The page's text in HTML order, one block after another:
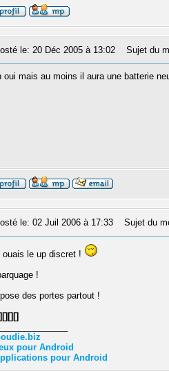
le: 20 Déc 2005 à 13:02 Sujet du
oui mais au moins il aura une batterie
le: 02 Juil 2006 à 17:33 Sujet du
ouais le up discret !
!
des portes partout !
pour Android
pour Android